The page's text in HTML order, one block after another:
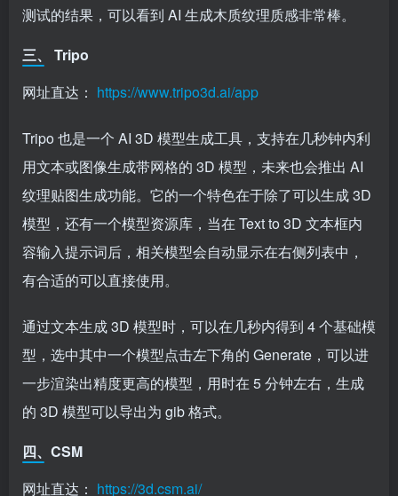
测试的结果，可以看到 AI 生成木质纹理质感非常棒。
三、 Tripo
网址直达： https://www.tripo3d.ai/app
Tripo 也是一个 AI 3D 模型生成工具，支持在几秒钟内利
用文本或图像生成带网格的 3D 模型，未来也会推出 AI
纹理贴图生成功能。它的一个特色在于除了可以生成 3D
模型，还有一个模型资源库，当在 Text to 3D 文本框内
容输入提示词后，相关模型会自动显示在右侧列表中，
有合适的可以直接使用。
通过文本生成 3D 模型时，可以在几秒内得到 4 个基础模
型，选中其中一个模型点击左下角的 Generate，可以进
一步渲染出精度更高的模型，用时在 5 分钟左右，生成
的 3D 模型可以导出为 gib 格式。
四、CSM
网址直达： https://3d.csm.ai/